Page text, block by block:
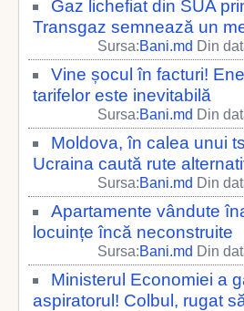
Gaz lichefiat din SUA
Transgaz semnează un
Sursa:Bani.md Din
Vine șocul în facturi!
tarifelor este inevitabilă
Sursa:Bani.md Din
Moldova, în calea unui
Ucraina caută rute
Sursa:Bani.md Din
Apartamente vândute
locuințe încă neconstruite
Sursa:Bani.md Din
Ministerul Economiei a
aspiratorul! Colbul, rugat